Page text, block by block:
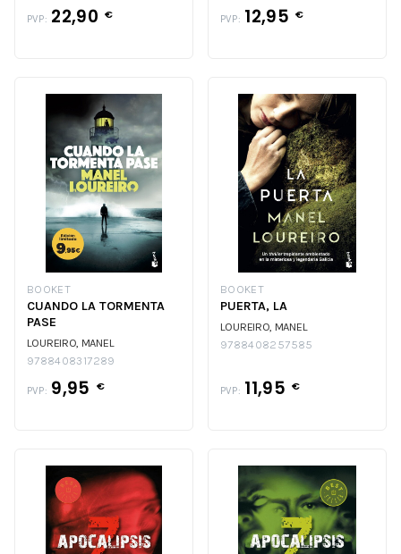
PVP: 22,90 € PVP: 12,95 €
BOOKET
CUANDO LA TORMENTA
PASE
LOUREIRO, MANEL
9788408317289
PVP: 9,95 €
BOOKET
PUERTA, LA
LOUREIRO, MANEL
9788408257585
PVP: 11,95 €